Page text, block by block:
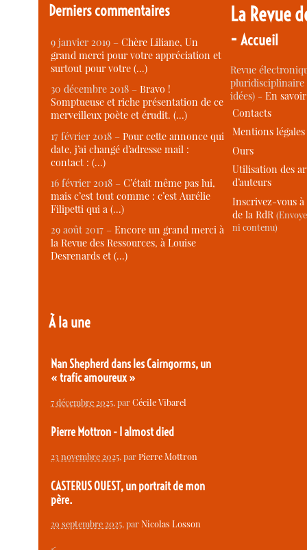
Derniers commentaires
9 janvier 2019 –Chère Liliane, Un
grand merci pour votre appréciation et
surtout pour votre (…)
30 décembre 2018 –Bravo !
Somptueuse et riche présentation de ce
merveilleux poète et érudit. (…)
17 février 2018 –Pour cette annonce qui
date, j’ai changé d’adresse mail :
contact : (…)
16 février 2018 –C’était même pas lui,
mais c’est tout comme : c’est Aurélie
Filipetti qui a (…)
29 août 2017 –Encore un grand merci à
la Revue des Ressources, à Louise
Desrenards et (…)
À la une
Nan Shepherd dans les Cairngorms, un
« trafic amoureux »
7 décembre 2025, parCécile Vibarel
Pierre Mottron - I almost died
23 novembre 2025, parPierre Mottron
CASTERUS OUEST, un portrait de mon
père.
29 septembre 2025, parNicolas Losson
La Revue
-Accueil
Revue
idées) -En
Contacts
Mentions légales
Ours
Utilisation des
d’auteurs
Inscrivez-vous
de la RdR
ni contenu)